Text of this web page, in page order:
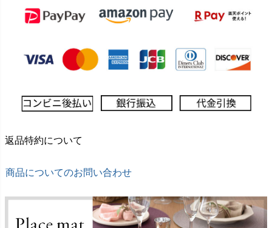
返品特約について
商品についてのお問い合わせ